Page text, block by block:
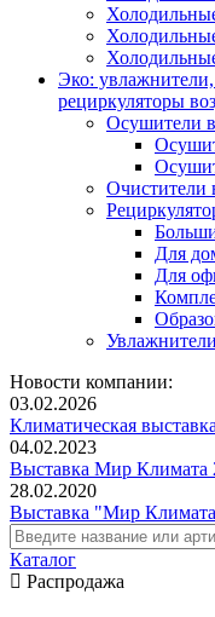
Эко:
рециркуляторы
Осушители
Очистители
Для
Для
Новости компании:
03.02.2026
Климатическая
04.02.2023
Выставка Мир Климата
28.02.2020
Выставка "Мир
Каталог
Распродажа